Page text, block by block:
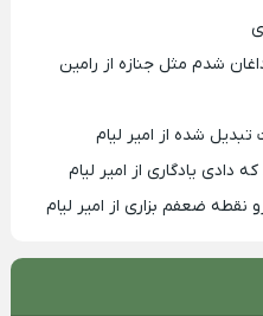
شدم مثل جنازه از رامین
شده از امیر لیام
دادی یادگاری از امیر لیام
ضعفم بزاری از امیر لیام